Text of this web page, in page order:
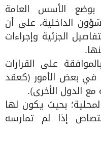
بوضع الأسس العامة
الداخلية، على أن
الجزئية وإجراءات
على القرارات
في بعض الأمور (كعقد
مع الدول الأخرى).
بحيث يكون لها
إذا لم تمارسه